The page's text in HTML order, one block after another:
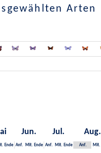
Arten
Jun. Jul. Aug.
Ende Anf. Mit. Ende Anf. Mit. Ende Anf. Mit.